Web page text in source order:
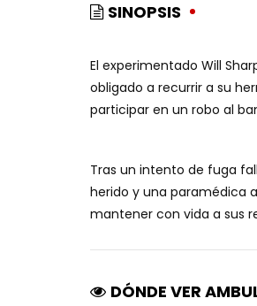
SINOPSIS
El experimentado Will
obligado a recurrir a su
participar en un robo al
Tras un intento de fuga
herido y una paramédica
mantener con vida a sus
DÓNDE VER